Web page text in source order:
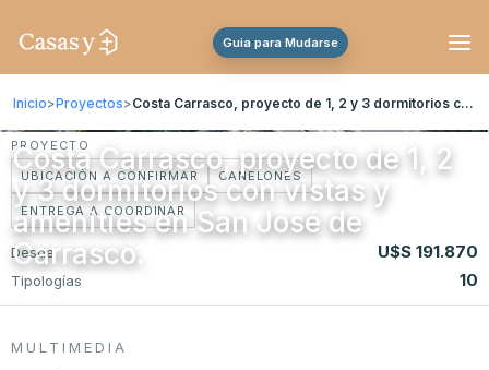
Guia para Mudarse
Inicio>Proyectos> Costa Carrasco, proyecto de 1, 2 y 3 dormitorios con vistas y amenities en San José de Carrasco.
Costa Carrasco, proyecto de 1, 2
y 3 dormitorios con vistas y
amenities en San José de
Carrasco.
PROYECTO
UBICACIÓN A CONFIRMAR
CANELONES
ENTREGA A COORDINAR
Desde U$S 191.870
Tipologías 10
MULTIMEDIA